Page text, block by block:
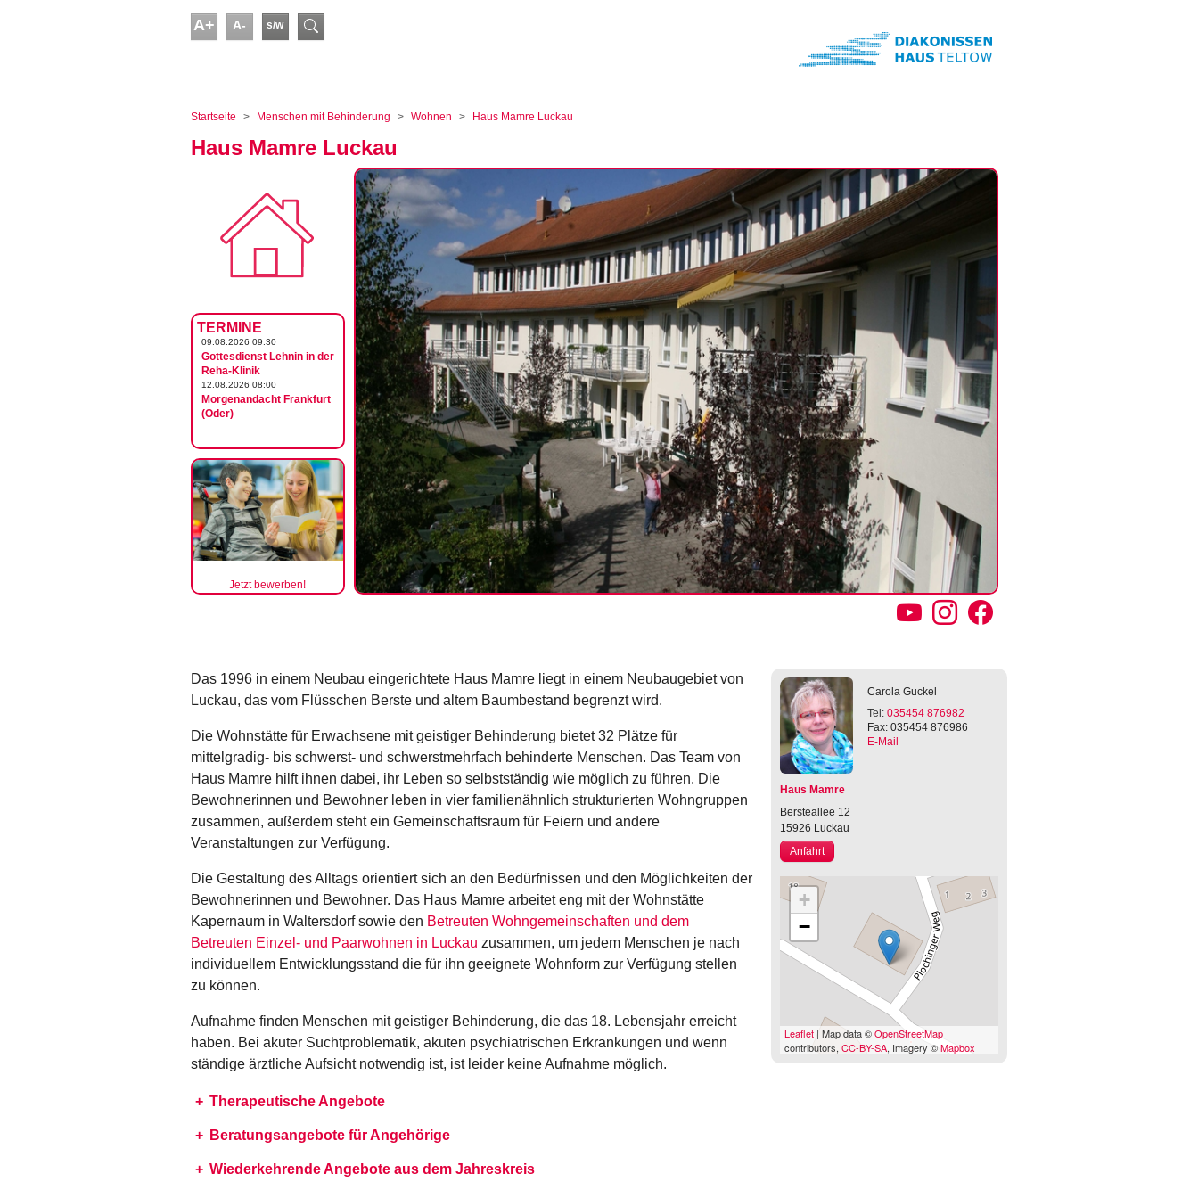
A+ A- s/w Suchformular
Startseite
Menschen mit Behinderung Wohnen Haus Mamre Luckau
Haus Mamre Luckau
TERMINE
09.08.2026 09:30
Gottesdienst Lehnin in der
Reha-Klinik
12.08.2026 08:00
Morgenandacht Frankfurt
(Oder)
Jetzt bewerben!
YouTubeInstagramFacebook
Das 1996 in einem Neubau eingerichtete Haus Mamre liegt in einem Neubaugebiet von
Luckau, das vom Flüsschen Berste und altem Baumbestand begrenzt wird.
Die Wohnstätte für Erwachsene mit geistiger Behinderung bietet 32 Plätze für
mittelgradig- bis schwerst- und schwerstmehrfach behinderte Menschen. Das Team von
Haus Mamre hilft ihnen dabei, ihr Leben so selbstständig wie möglich zu führen. Die
Bewohnerinnen und Bewohner leben in vier familienähnlich strukturierten Wohngruppen
zusammen, außerdem steht ein Gemeinschaftsraum für Feiern und andere
Veranstaltungen zur Verfügung.
Die Gestaltung des Alltags orientiert sich an den Bedürfnissen und den Möglichkeiten der
Bewohnerinnen und Bewohner. Das Haus Mamre arbeitet eng mit der Wohnstätte
Kapernaum in Waltersdorf sowie den Betreuten Wohngemeinschaften und dem
Betreuten Einzel- und Paarwohnen in Luckau zusammen, um jedem Menschen je nach
individuellem Entwicklungsstand die für ihn geeignete Wohnform zur Verfügung stellen
zu können.
Aufnahme finden Menschen mit geistiger Behinderung, die das 18. Lebensjahr erreicht
haben. Bei akuter Suchtproblematik, akuten psychiatrischen Erkrankungen und wenn
ständige ärztliche Aufsicht notwendig ist, ist leider keine Aufnahme möglich.
Therapeutische Angebote
Beratungsangebote für Angehörige
Wiederkehrende Angebote aus dem Jahreskreis
CarolaGuckel
Tel: 035454 876982
Fax: 035454 876986
E-Mail
Haus Mamre
Bersteallee 12
15926 Luckau
Anfahrt
+
−
Leaflet | Map data ©OpenStreetMap
contributors,CC-BY-SA, Imagery ©Mapbox